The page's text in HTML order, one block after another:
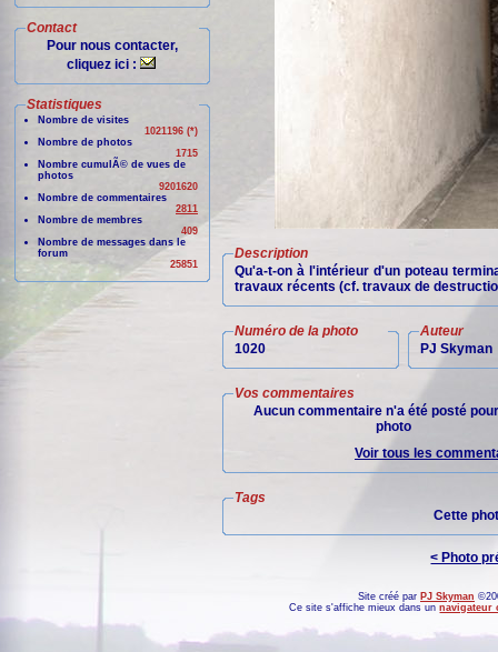
Contact
Pour nous contacter,
cliquez ici :
Statistiques
Nombre de visites
1021196 (*)
Nombre de photos
1715
Nombre cumulÃ© de vues de
photos
9201620
Nombre de commentaires
2811
Nombre de membres
409
Nombre de messages dans le
forum
25851
Description
Qu'a-t-on à l'intérieur d'un poteau
travaux récents (cf. travaux de
Numéro de la photo
1020
Auteur
PJ Skyman
Vos commentaires
Aucun commentaire n'a été posté
photo
Voir tous les
Tags
Cette
< Photo
Site créé par PJ Skyman
Ce site s'affiche mieux dans unnavigateur